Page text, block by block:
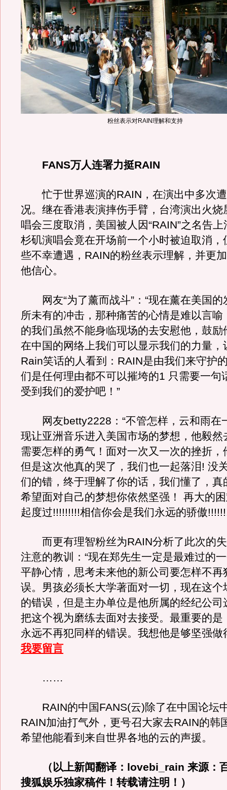
粉丝表示对RAIN理解和支持
FANS万人连署力挺RAIN
忙于世界巡演的RAIN，在演出中多次
况。继在香港表演摔伤手臂，台湾演出火烧
唱会三度取消，美国被人因“RAIN”之名告
杉矶演唱会竟在开场前一个小时被迫取消，
些不幸遭遇，RAIN的粉丝表示理解，并更
他信心。
网友“为了薰而战斗”：“现在薰在美国的
所未有的冲击，那种痛苦的心情是难以言喻
的我们虽然不能身临现场的去安慰他，鼓励
在中国的网络上我们可以显示我们的力量，
Rain笑话的人看到：RAIN是由我们来守护
们是任何理由都不可以摧垮的1 只需要一句
受到我们的爱护吧！”
网友betty2228：“不管怎样，云和雨在
现让亚洲音乐进入美国市场的梦想，他毅然
需要怎样的勇气！面对一次又一次的挫折，
但是这次他真的哭了，我们也一起落泪! 没
们的错，终于理解了你的话，我们懂了，真
希望面对自己的梦想你依然坚强！ 再大的
起度过!!!!!!!!!相信你会是我们永远的骄傲
而更有理智粉丝为RAIN分析了此次的失
注意的教训：“现在郑先生一定是最难过的
平静心情，思考未来他的新公司要怎样不再
误。男孩必须长大学著面对一切，现在这个
的错误，但是主办单位是他所属的经纪公司
把这个视为磨练去面对去接受。最重要的是
永远不再犯同样的错误。我想他是够坚强做
我要留言
……
RAIN的中国FANS(云)除了在中国论坛
RAIN加油打气外，更号召大家去RAIN的韩
希望他能看到来自世界各地的云的声援。
（以上新闻翻译：lovebi_rain 来源：
搜狐娱乐独家稿件！转载请注明！）